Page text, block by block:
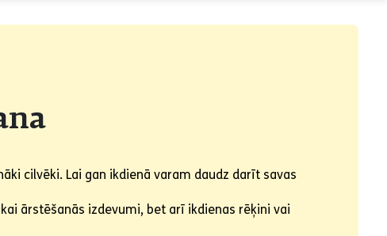
cilvēki. Lai gan ikdienā varam daudz darīt savas
ārstēšanās izdevumi, bet arī ikdienas rēķini vai